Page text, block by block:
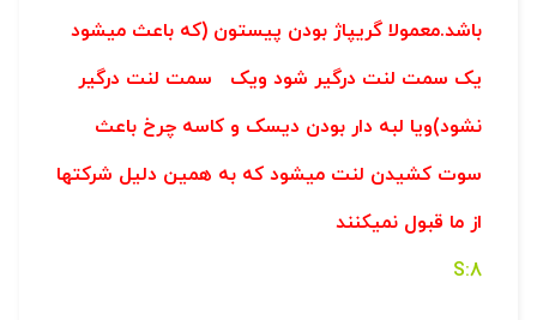
باشد.معمولا گریپاژ بودن پیستون (که باعث میشود
یک سمت لنت درگیر شود ویک سمت لنت درگیر
نشود)ویا لبه دار بودن دیسک و کاسه چرخ باعث
سوت کشیدن لنت میشود که به همین دلیل شرکتها
از ما قبول نمیکنند
8:S